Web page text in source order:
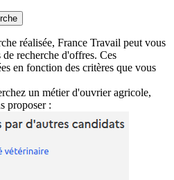
réalisée, France Travail peut vous
recherche d'offres. Ces
en fonction des critères que vous
un métier d'ouvrier agricole,
proposer :